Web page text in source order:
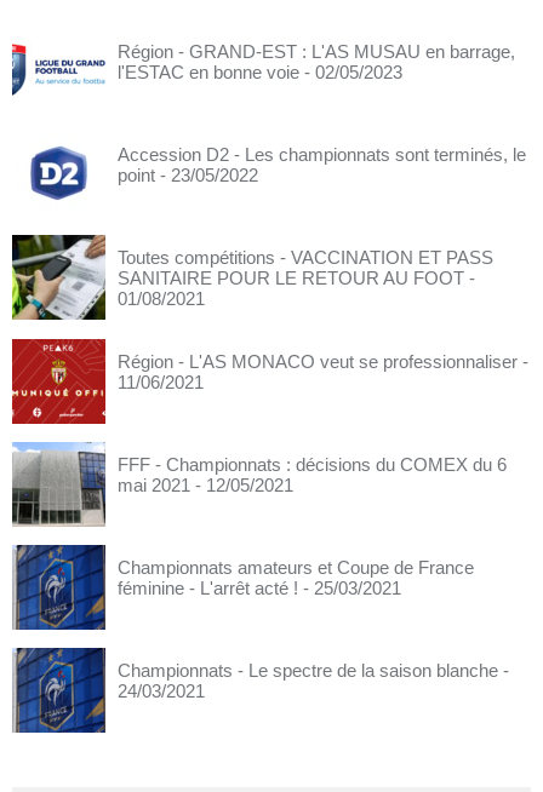
Région - GRAND-EST : L'AS MUSAU en barrage,
l'ESTAC en bonne voie - 02/05/2023
Accession D2 - Les championnats sont terminés, le
point - 23/05/2022
Toutes compétitions - VACCINATION ET PASS
SANITAIRE POUR LE RETOUR AU FOOT -
01/08/2021
Région - L'AS MONACO veut se professionnaliser -
11/06/2021
FFF - Championnats : décisions du COMEX du 6
mai 2021 - 12/05/2021
Championnats amateurs et Coupe de France
féminine - L'arrêt acté ! - 25/03/2021
Championnats - Le spectre de la saison blanche -
24/03/2021